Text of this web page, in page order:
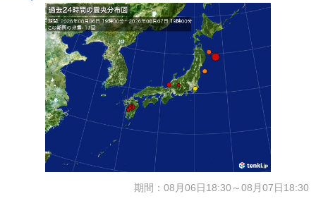
期間：08月06日18:30～08月07日18:30